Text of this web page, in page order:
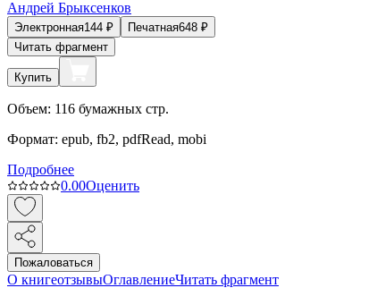
Андрей Брыксенков
Электронная144 ₽ Печатная648 ₽
Читать фрагмент
Купить
Объем: 116 бумажных стр.
Формат: epub, fb2, pdfRead, mobi
Подробнее
0.00Оценить
Пожаловаться
О книгеотзывыОглавлениеЧитать фрагмент